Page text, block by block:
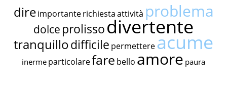
dire importante richiestaattività problema
dolce prolissodivertente
tranquillodifficile permettereacume
inerme particolarefare bello amore paura